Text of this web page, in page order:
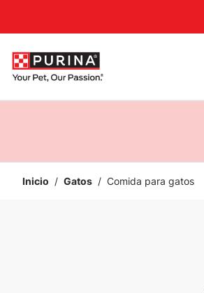
Inicio / Gatos / Comida para gatos